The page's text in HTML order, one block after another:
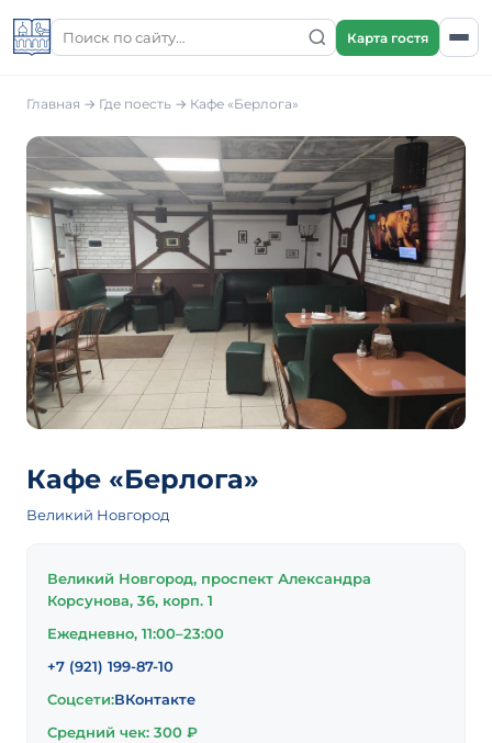
Карта гостя
Главная → Где поесть → Кафе «Берлога»
Кафе «Берлога»
Великий Новгород
Великий Новгород, проспект Александра
Корсунова, 36, корп. 1
Ежедневно, 11:00–23:00
+7 (921) 199-87-10
Соцсети:ВКонтакте
Средний чек: 300 ₽